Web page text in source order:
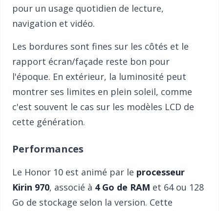
pour un usage quotidien de lecture,
navigation et vidéo.
Les bordures sont fines sur les côtés et le
rapport écran/façade reste bon pour
l'époque. En extérieur, la luminosité peut
montrer ses limites en plein soleil, comme
c'est souvent le cas sur les modèles LCD de
cette génération.
Performances
Le Honor 10 est animé par le processeur
Kirin 970, associé à 4 Go de RAM et 64 ou 128
Go de stockage selon la version. Cette